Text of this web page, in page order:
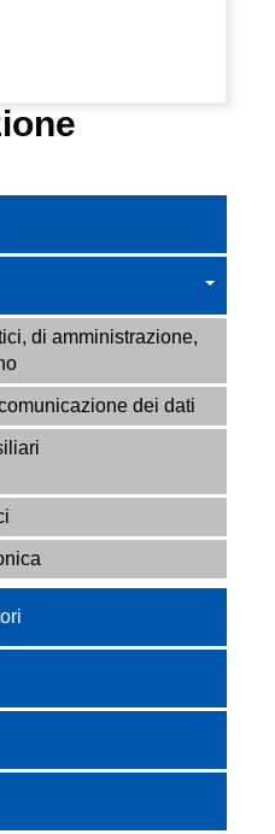
di amministrazione,
dei dati